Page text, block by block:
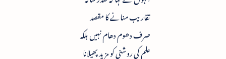
تقاریب منانے کا مقصد
صرف دھوم دھام نہیں بلکہ
علم کی روشنی کو مزید پھیلانا